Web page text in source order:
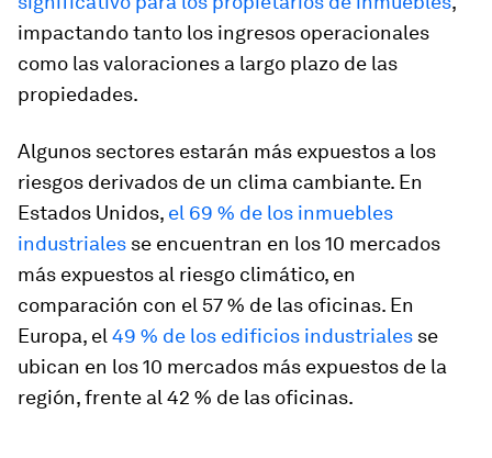
impactando tanto los ingresos operacionales
como las valoraciones a largo plazo de las
propiedades.
Algunos sectores estarán más expuestos a los
riesgos derivados de un clima cambiante. En
Estados Unidos, el 69 % de los inmuebles
industriales se encuentran en los 10 mercados
más expuestos al riesgo climático, en
comparación con el 57 % de las oficinas. En
Europa, el 49 % de los edificios industriales se
ubican en los 10 mercados más expuestos de la
región, frente al 42 % de las oficinas.